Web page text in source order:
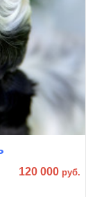
120 000 руб.